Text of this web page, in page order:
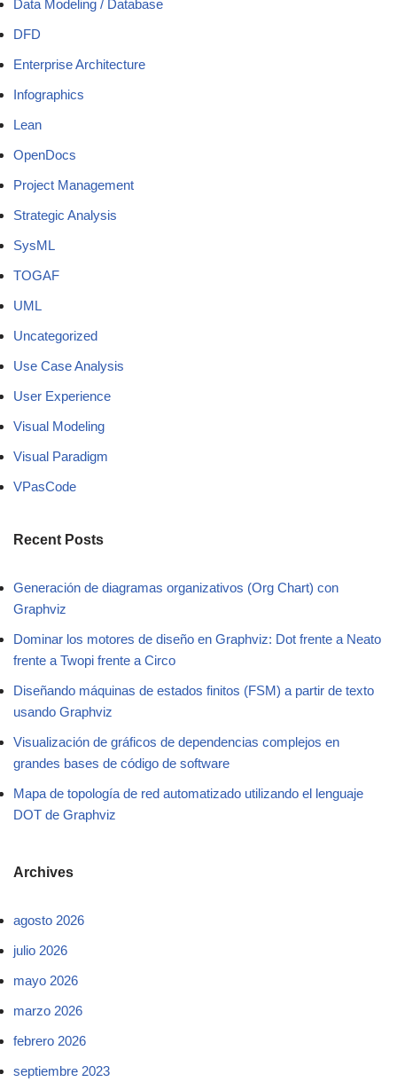
Data Modeling / Database
DFD
Enterprise Architecture
Infographics
Lean
OpenDocs
Project Management
Strategic Analysis
SysML
TOGAF
UML
Uncategorized
Use Case Analysis
User Experience
Visual Modeling
Visual Paradigm
VPasCode
Recent Posts
Generación de diagramas organizativos (Org Chart) con
Graphviz
Dominar los motores de diseño en Graphviz: Dot frente a Neato
frente a Twopi frente a Circo
Diseñando máquinas de estados finitos (FSM) a partir de texto
usando Graphviz
Visualización de gráficos de dependencias complejos en
grandes bases de código de software
Mapa de topología de red automatizado utilizando el lenguaje
DOT de Graphviz
Archives
agosto 2026
julio 2026
mayo 2026
marzo 2026
febrero 2026
septiembre 2023